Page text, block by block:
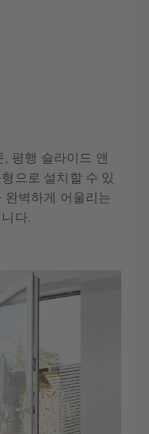
, 평행 슬라이드 앤
으로 설치할 수 있
완벽하게 어울리는
다.